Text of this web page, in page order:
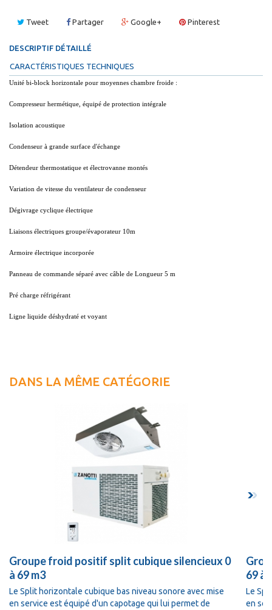
Tweet Partager Google+ Pinterest
DESCRIPTIF DÉTAILLÉ
CARACTÉRISTIQUES TECHNIQUES
Unité bi-block horizontale pour moyennes chambre froide :
Compresseur hermétique, équipé de protection intégrale
Isolation acoustique
Condenseur à grande surface d'échange
Détendeur thermostatique et électrovanne montés
Variation de vitesse du ventilateur de condenseur
Dégivrage cyclique électrique
Liaisons électriques groupe/évaporateur 10m
Armoire électrique incorporée
Panneau de commande séparé avec câble de Longueur 5 m
Pré charge réfrigérant
Ligne liquide déshydraté et voyant
DANS LA MÊME CATÉGORIE
Groupe froid positif split cubique silencieux 0
à 69 m3
Le Split horizontale cubique bas niveau sonore avec mise
en service est équipé d'un capotage qui lui permet de
69 à
Le
en